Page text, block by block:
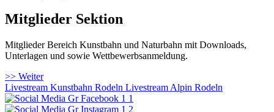
Mitglieder Sektion
Mitglieder Bereich Kunstbahn und Naturbahn mit Downloads,
Unterlagen und sowie Wettbewerbsanmeldung.
>> Weiter
Livestream Kunstbahn Rodeln Livestream Alpin Rodeln